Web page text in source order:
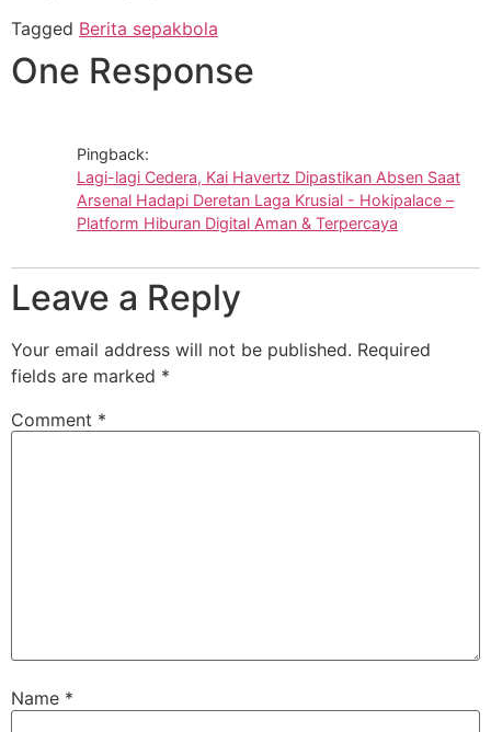
Tagged Berita sepakbola
One Response
Pingback:
Lagi-lagi Cedera, Kai Havertz Dipastikan Absen Saat
Arsenal Hadapi Deretan Laga Krusial - Hokipalace –
Platform Hiburan Digital Aman & Terpercaya
Leave a Reply
Your email address will not be published. Required
fields are marked *
Comment *
Name *